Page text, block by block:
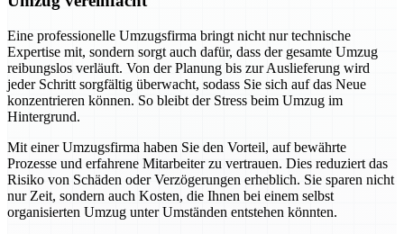
Eine professionelle Umzugsfirma bringt nicht nur technische
Expertise mit, sondern sorgt auch dafür, dass der gesamte Umzug
reibungslos verläuft. Von der Planung bis zur Auslieferung wird
jeder Schritt sorgfältig überwacht, sodass Sie sich auf das Neue
konzentrieren können. So bleibt der Stress beim Umzug im
Hintergrund.
Mit einer Umzugsfirma haben Sie den Vorteil, auf bewährte
Prozesse und erfahrene Mitarbeiter zu vertrauen. Dies reduziert das
Risiko von Schäden oder Verzögerungen erheblich. Sie sparen nicht
nur Zeit, sondern auch Kosten, die Ihnen bei einem selbst
organisierten Umzug unter Umständen entstehen könnten.